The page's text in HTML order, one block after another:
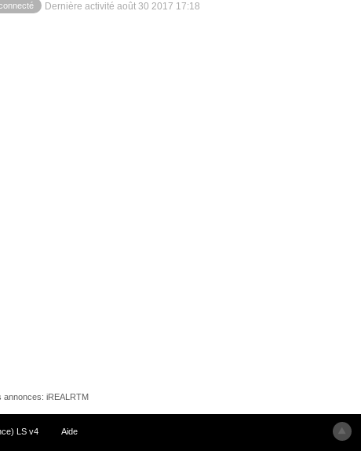
Dernière activité août 30 2017 17:18
annonces: iREALRTM
LS v4 Aide